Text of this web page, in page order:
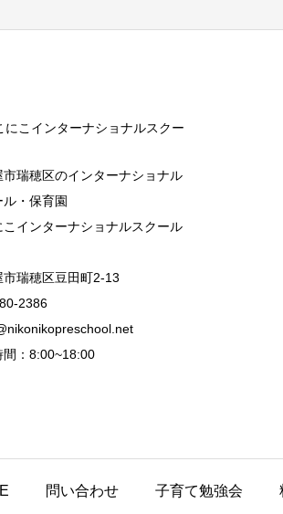
市瑞穂区のインターナショナル
ル・保育園
こインターナショナルスクール
市瑞穂区豆田町2-13
2386
間：8:00~18:00
問い合わせ 子育て勉強会